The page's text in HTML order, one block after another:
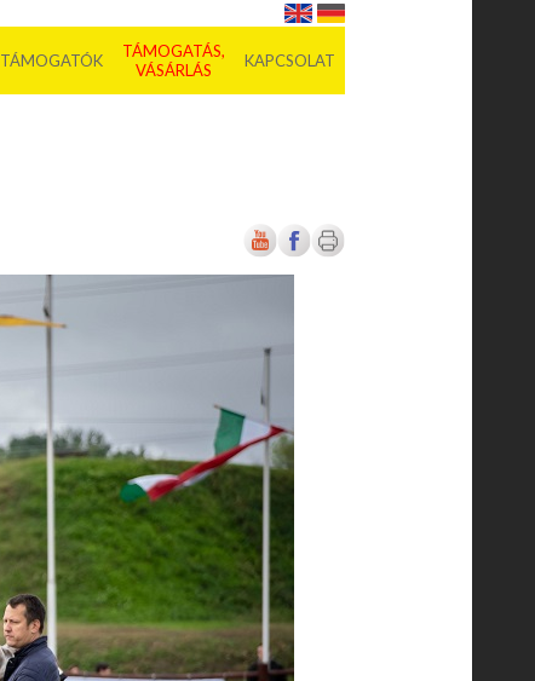
TÁMOGATÓK
TÁMOGATÁS,
VÁSÁRLÁS
KAPCSOLAT